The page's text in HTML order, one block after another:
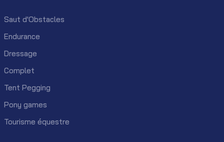
Saut d'Obstacles
Endurance
Dressage
Complet
Tent Pegging
Pony games
Tourisme équestre